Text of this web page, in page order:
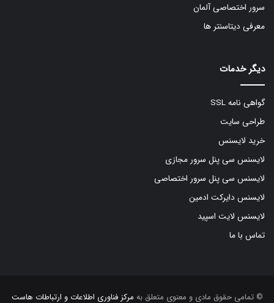
سرور اختصاصی آلمان
معرفی دیتاسنتر ها
دیگر خدمات
گواهی نامه SSL
طراحی سایت
خرید لایسنس
لایسنس سی پنل سرور مجازی
لایسنس سی پنل سرور اختصاصی
لایسنس دایرکت ادمین
لایسنس لایت اسپید
تماس با ما
© تمامی حقوق مادی و معنوی متعلق به مرکز فناوری اطلاعات و ارتباطات هاست